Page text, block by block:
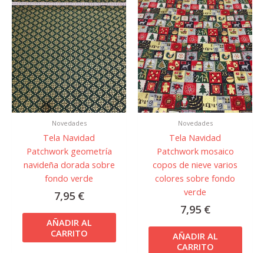
Novedades
Tela Navidad
Patchwork geometría
navideña dorada sobre
fondo verde
7,95 €
AÑADIR AL
CARRITO
Novedades
Tela Navidad
Patchwork mosaico
copos de nieve varios
colores sobre fondo
verde
7,95 €
AÑADIR AL
CARRITO